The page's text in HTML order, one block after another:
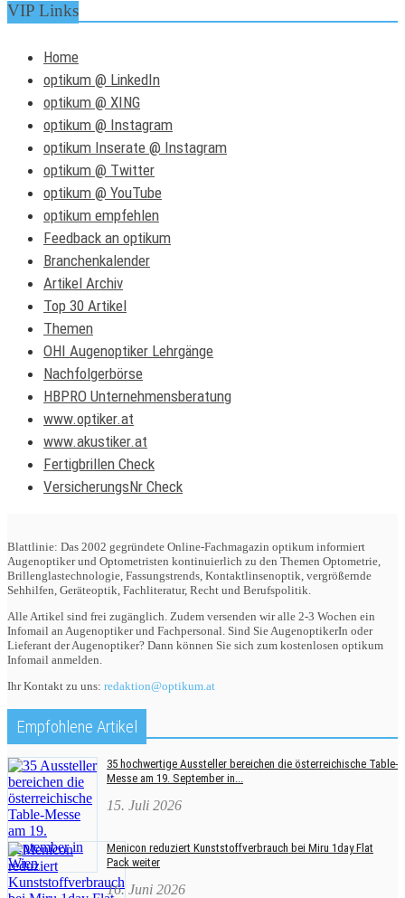
VIP Links
Home
optikum @ LinkedIn
optikum @ XING
optikum @ Instagram
optikum Inserate @ Instagram
optikum @ Twitter
optikum @ YouTube
optikum empfehlen
Feedback an optikum
Branchenkalender
Artikel Archiv
Top 30 Artikel
Themen
OHI Augenoptiker Lehrgänge
Nachfolgerbörse
HBPRO Unternehmensberatung
www.optiker.at
www.akustiker.at
Fertigbrillen Check
VersicherungsNr Check
Blattlinie: Das 2002 gegründete Online-Fachmagazin optikum informiert
Augenoptiker und Optometristen kontinuierlich zu den Themen Optometrie,
Brillenglastechnologie, Fassungstrends, Kontaktlinsenoptik, vergrößernde
Sehhilfen, Geräteoptik, Fachliteratur, Recht und Berufspolitik.
Alle Artikel sind frei zugänglich. Zudem versenden wir alle 2-3 Wochen ein
Infomail an Augenoptiker und Fachpersonal. Sind Sie AugenoptikerIn oder
Lieferant der Augenoptiker? Dann können Sie sich zum kostenlosen optikum
Infomail anmelden.
Ihr Kontakt zu uns: redaktion@optikum.at
Empfohlene Artikel
35 hochwertige Aussteller bereichen die österreichische Table-
Messe am 19. September in...
15. Juli 2026
Menicon reduziert Kunststoffverbrauch bei Miru 1day Flat
Pack weiter
16. Juni 2026